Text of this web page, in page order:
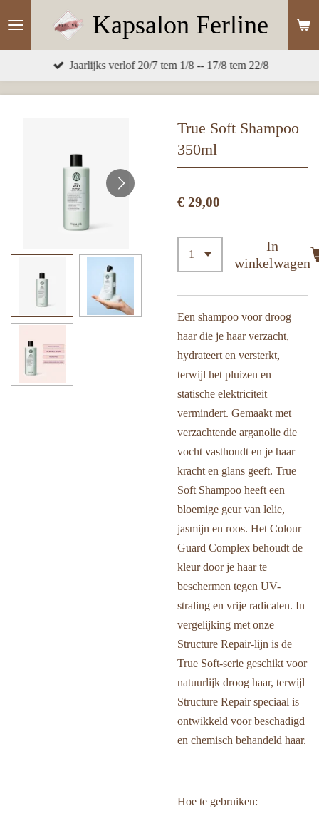
hoofdinhoud
Kapsalon Ferline
Jaarlijks verlof 20/7 tem 1/8 -- 17/8 tem 22/8
True Soft Shampoo
350ml
€ 29,00
In
winkelwagen
Een shampoo voor droog
haar die je haar verzacht,
hydrateert en versterkt,
terwijl het pluizen en
statische elektriciteit
vermindert. Gemaakt met
verzachtende arganolie die
vocht vasthoudt en je haar
kracht en glans geeft. True
Soft Shampoo heeft een
bloemige geur van lelie,
jasmijn en roos. Het Colour
Guard Complex behoudt de
kleur door je haar te
beschermen tegen UV-
straling en vrije radicalen. In
vergelijking met onze
Structure Repair-lijn is de
True Soft-serie geschikt voor
natuurlijk droog haar, terwijl
Structure Repair speciaal is
ontwikkeld voor beschadigd
en chemisch behandeld haar.
Hoe te gebruiken: